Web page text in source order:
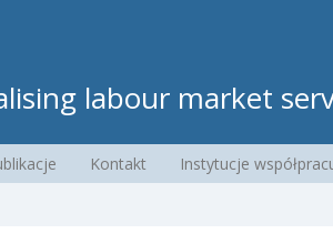
labour market
Kontakt Instytucje